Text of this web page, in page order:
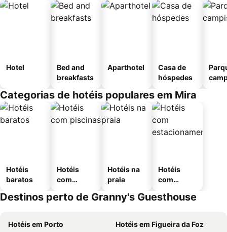
Hotel
Bed and
breakfasts
Aparthotel
Casa de
hóspedes
Categorias de hotéis populares em Mira
Hotéis
baratos
Hotéis
com
Hotéis na
praia
Hotéis
com
mento
Destinos perto de Granny's Guesthouse
Hotéis em Porto
Hotéis em Figueira da Foz